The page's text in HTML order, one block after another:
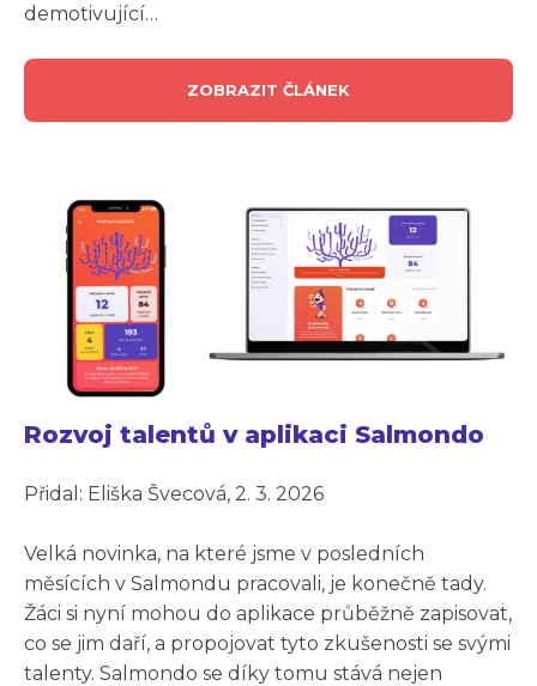
demotivující…
ZOBRAZIT ČLÁNEK
Rozvoj talentů v aplikaci Salmondo
Přidal: Eliška Švecová, 2. 3. 2026
Velká novinka, na které jsme v posledních
měsících v Salmondu pracovali, je konečně tady.
Žáci si nyní mohou do aplikace průběžně zapisovat,
co se jim daří, a propojovat tyto zkušenosti se svými
talenty. Salmondo se díky tomu stává nejen